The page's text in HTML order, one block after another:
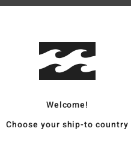
Welcome!
Choose your ship-to country